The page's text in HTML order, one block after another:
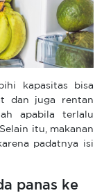
kapasitas bisa
dan juga rentan
apabila terlalu
itu, makanan
padatnya isi
panas ke